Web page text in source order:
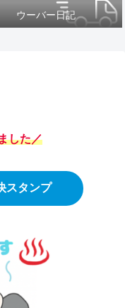
ウーバー日記
した／
スタンプ